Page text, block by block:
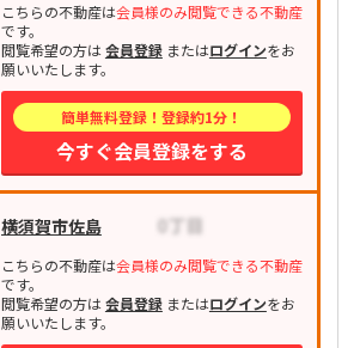
こちらの不動産は会員様のみ閲覧できる不動産
です。
閲覧希望の方は会員登録またはログインをお
願いいたします。
簡単無料登録！登録約1分！
今すぐ会員登録をする
横須賀市佐島
こちらの不動産は会員様のみ閲覧できる不動産
です。
閲覧希望の方は会員登録またはログインをお
願いいたします。